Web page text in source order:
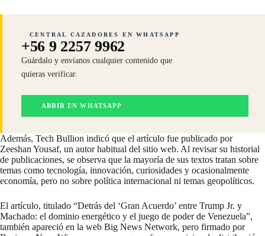
CENTRAL CAZADORES EN WHATSAPP
+56 9 2257 9962
Guárdalo y envíanos cualquier contenido que
quieras verificar.
ABRIR EN WHATSAPP
Además, Tech Bullion indicó que el artículo fue publicado por
Zeeshan Yousaf, un autor habitual del sitio web. Al revisar su historial
de publicaciones, se observa que la mayoría de sus textos tratan sobre
temas como tecnología, innovación, curiosidades y ocasionalmente
economía, pero no sobre política internacional ni temas geopolíticos.
El artículo, titulado “Detrás del ‘Gran Acuerdo’ entre Trump Jr. y
Machado: el dominio energético y el juego de poder de Venezuela”,
también apareció en la web Big News Network, pero firmado por